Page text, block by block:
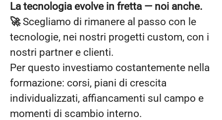
La tecnologia evolve in fretta — noi anche.
🚀Scegliamo di rimanere al passo con le
tecnologie, nei nostri progetti custom, con i
nostri partner e clienti.
Per questo investiamo costantemente nella
formazione: corsi, piani di crescita
individualizzati, affiancamenti sul campo e
momenti di scambio interno.